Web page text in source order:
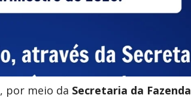
, por meio da Secretaria da Fazenda